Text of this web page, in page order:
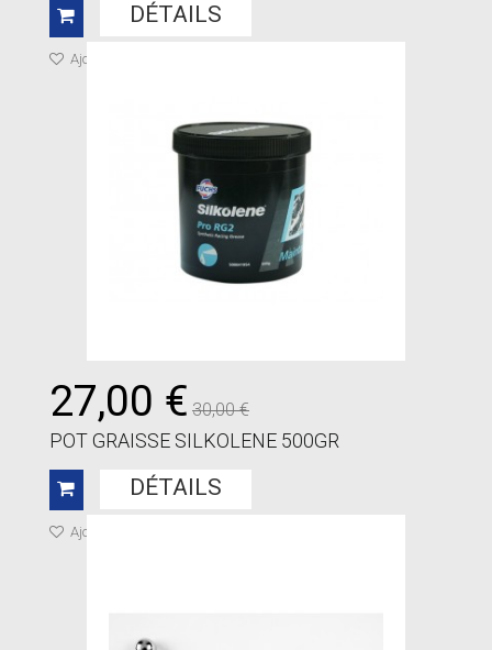
DÉTAILS
Ajouter à ma liste de cadeaux
27,00 € 30,00 €
POT GRAISSE SILKOLENE 500GR
DÉTAILS
Ajouter à ma liste de cadeaux